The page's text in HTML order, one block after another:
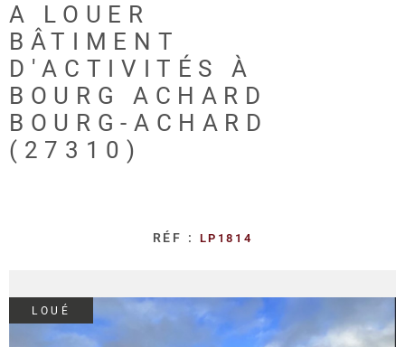
A LOUER
BÂTIMENT
D'ACTIVITÉS À
BOURG ACHARD
BOURG-ACHARD
(27310)
RÉF : LP1814
LOUÉ